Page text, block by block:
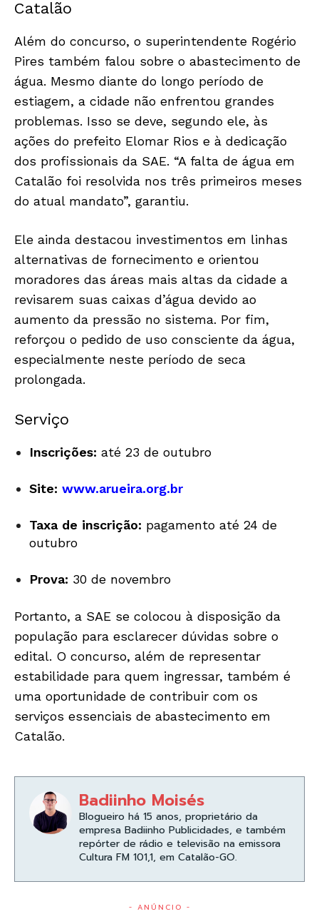
Catalão
Além do concurso, o superintendente Rogério
Pires também falou sobre o abastecimento de
água. Mesmo diante do longo período de
estiagem, a cidade não enfrentou grandes
problemas. Isso se deve, segundo ele, às
ações do prefeito Elomar Rios e à dedicação
dos profissionais da SAE. “A falta de água em
Catalão foi resolvida nos três primeiros meses
do atual mandato”, garantiu.
Ele ainda destacou investimentos em linhas
alternativas de fornecimento e orientou
moradores das áreas mais altas da cidade a
revisarem suas caixas d’água devido ao
aumento da pressão no sistema. Por fim,
reforçou o pedido de uso consciente da água,
especialmente neste período de seca
prolongada.
Serviço
Inscrições: até 23 de outubro
Site: www.arueira.org.br
Taxa de inscrição: pagamento até 24 de
outubro
Prova: 30 de novembro
Portanto, a SAE se colocou à disposição da
população para esclarecer dúvidas sobre o
edital. O concurso, além de representar
estabilidade para quem ingressar, também é
uma oportunidade de contribuir com os
serviços essenciais de abastecimento em
Catalão.
Badiinho Moisés
Blogueiro há 15 anos, proprietário da
empresa Badiinho Publicidades, e também
repórter de rádio e televisão na emissora
Cultura FM 101,1, em Catalão-GO.
- ANÚNCIO -